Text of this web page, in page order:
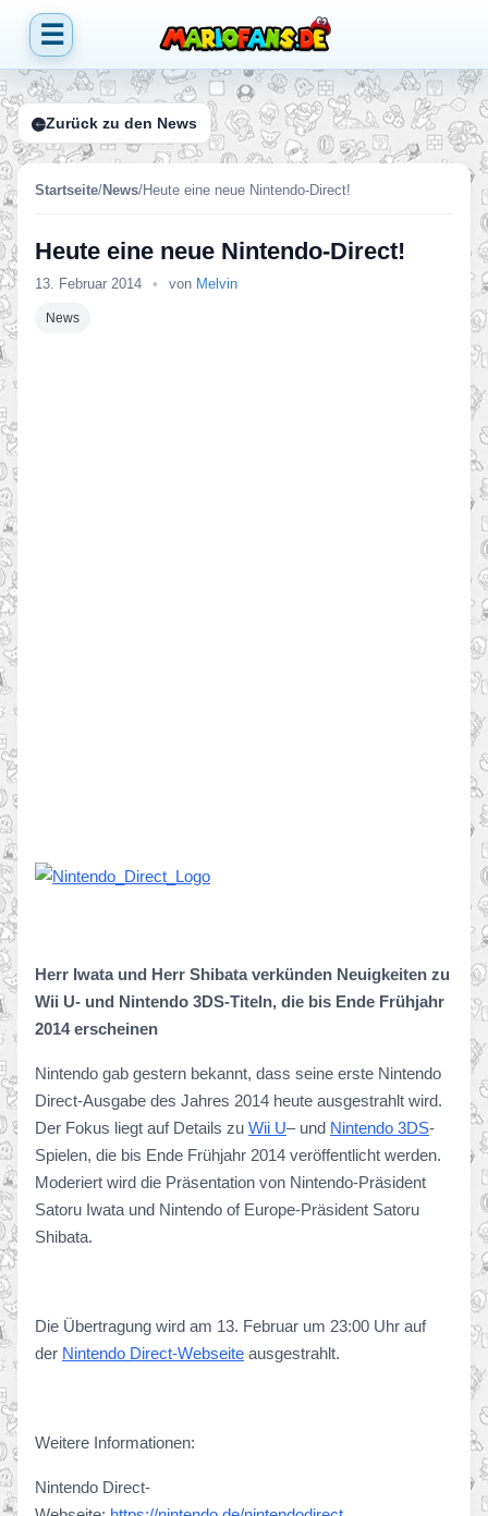
☰
Zurück zu den News
Startseite/News/Heute eine neue Nintendo-Direct!
Heute eine neue Nintendo-Direct!
13. Februar 2014 • von Melvin
News
Herr Iwata und Herr Shibata verkünden Neuigkeiten zu
Wii U- und Nintendo 3DS-Titeln, die bis Ende Frühjahr
2014 erscheinen
Nintendo gab gestern bekannt, dass seine erste Nintendo
Direct-Ausgabe des Jahres 2014 heute ausgestrahlt wird.
Der Fokus liegt auf Details zu Wii U– und Nintendo 3DS-
Spielen, die bis Ende Frühjahr 2014 veröffentlicht werden.
Moderiert wird die Präsentation von Nintendo-Präsident
Satoru Iwata und Nintendo of Europe-Präsident Satoru
Shibata.
Die Übertragung wird am 13. Februar um 23:00 Uhr auf
der Nintendo Direct-Webseite ausgestrahlt.
Weitere Informationen:
Nintendo Direct-